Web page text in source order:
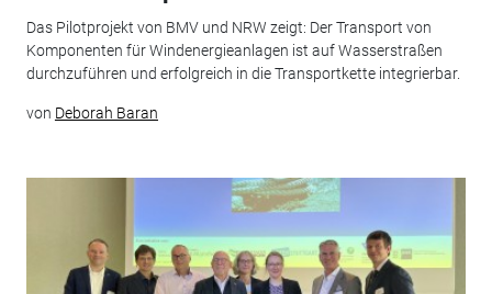
Das Pilotprojekt von BMV und NRW zeigt: Der Transport von
Komponenten für Windenergieanlagen ist auf Wasserstraßen
durchzuführen und erfolgreich in die Transportkette integrierbar.
von Deborah Baran